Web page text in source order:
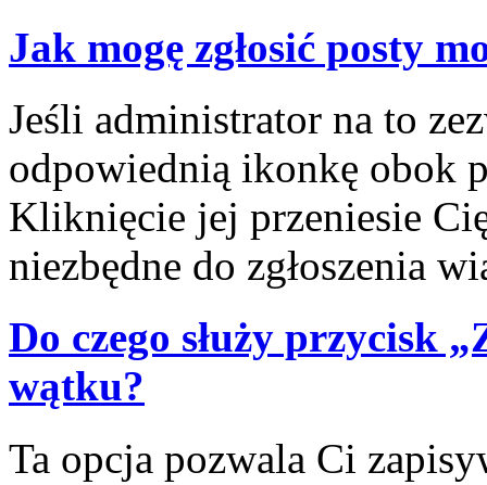
Jak mogę zgłosić posty
Jeśli administrator na to
odpowiednią ikonkę obok
Kliknięcie jej przeniesie
niezbędne do zgłoszenia
Do czego służy przycisk
wątku?
Ta opcja pozwala Ci